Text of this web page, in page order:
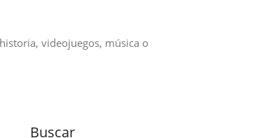
videojuegos, música o
Buscar